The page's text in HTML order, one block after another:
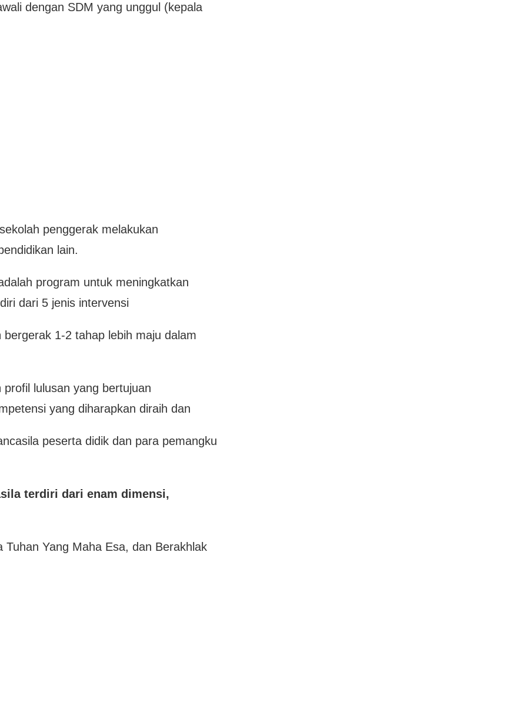
dengan SDM yang unggul (kepala
penggerak melakukan
lain.
program untuk meningkatkan
dari 5 jenis intervensi
1-2 tahap lebih maju dalam
lulusan yang bertujuan
yang diharapkan diraih dan
peserta didik dan para pemangku
terdiri dari enam dimensi,
Yang Maha Esa, dan Berakhlak